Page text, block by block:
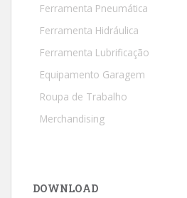
Ferramenta Pneumática
Ferramenta Hidráulica
Ferramenta Lubrificação
Equipamento Garagem
Roupa de Trabalho
Merchandising
DOWNLOAD